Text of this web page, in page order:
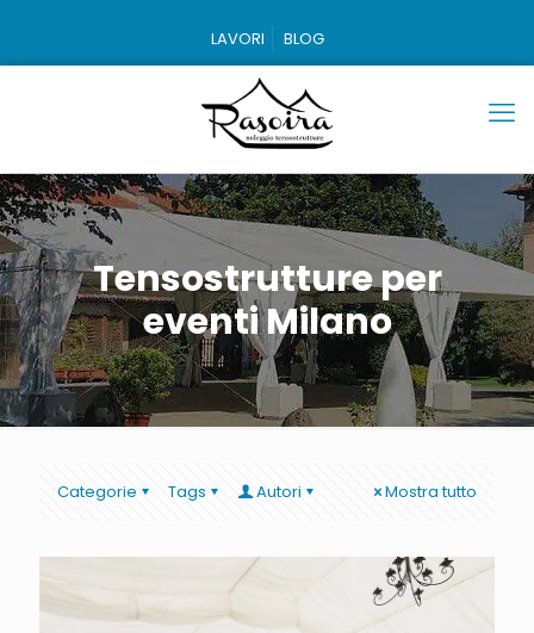
LAVORI BLOG
Tensostrutture per
eventi Milano
Categorie Tags Autori Mostra tutto